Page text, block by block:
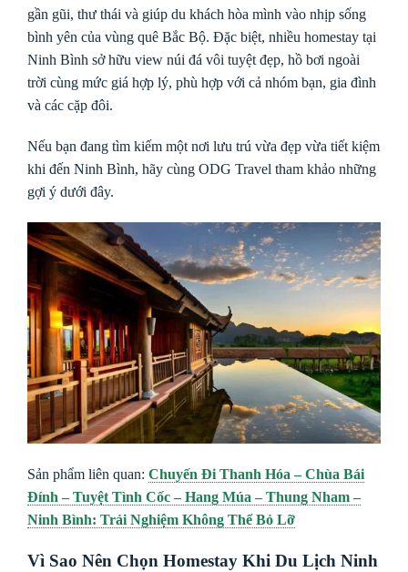
gần gũi, thư thái và giúp du khách hòa mình vào nhịp sống
bình yên của vùng quê Bắc Bộ. Đặc biệt, nhiều homestay tại
Ninh Bình sở hữu view núi đá vôi tuyệt đẹp, hồ bơi ngoài
trời cùng mức giá hợp lý, phù hợp với cả nhóm bạn, gia đình
và các cặp đôi.
Nếu bạn đang tìm kiếm một nơi lưu trú vừa đẹp vừa tiết kiệm
khi đến Ninh Bình, hãy cùng ODG Travel tham khảo những
gợi ý dưới đây.
Sản phẩm liên quan: Chuyến Đi Thanh Hóa – Chùa Bái
Đính – Tuyệt Tình Cốc – Hang Múa – Thung Nham –
Ninh Bình: Trải Nghiệm Không Thể Bỏ Lỡ
Vì Sao Nên Chọn Homestay Khi Du Lịch Ninh